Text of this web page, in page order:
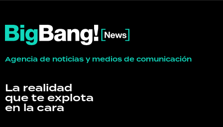
Agencia de noticias y medios de comunicación
La realidad
que te explota
en la cara